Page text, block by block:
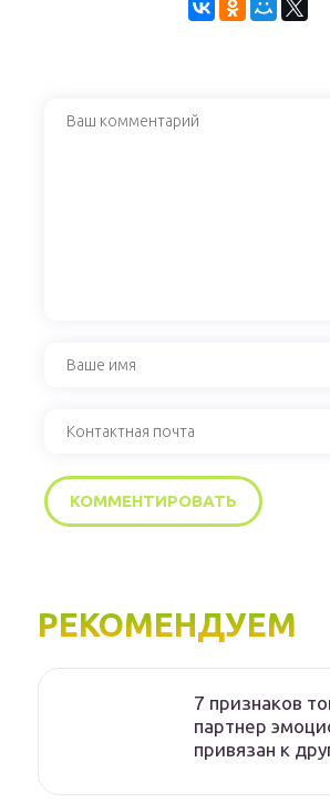
РЕКОМЕНДУЕМ
7 признаков
партнер
привязан к